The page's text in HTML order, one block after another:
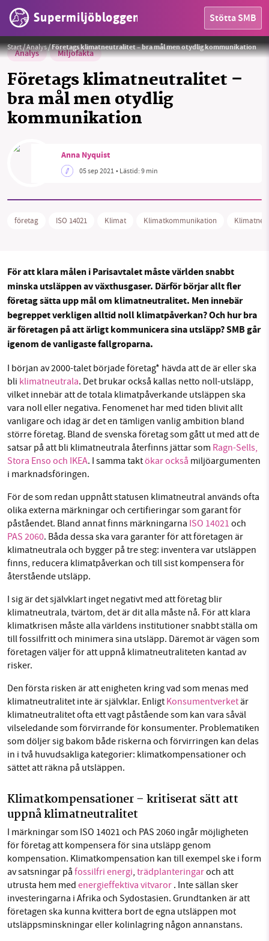
Supermiljöbloggen Stötta SMB
OM OSS
Sök Sparade inlägg Tipsa oss
Facebook Instagram
Threads LinkedIn
Start/Analys/Företags klimatneutralitet – bra mål men otydlig kommunikation
Analys Miljöfakta
Företags klimatneutralitet –
bra mål men otydlig
kommunikation
Minskad världshandel är att vänta efter Trumps tullkrig - men utan vinst för klimatet, framhåller Mattias
Anna Nyquist
05 sep 2021• Lästid:9 min
företag ISO 14021 Klimat Klimatkommunikation
För att klara målen i Parisavtalet måste världen snabbt
minska utsläppen av växthusgaser. Därför börjar allt fler
företag sätta upp mål om klimatneutralitet. Men innebär
begreppet verkligen alltid noll klimatpåverkan? Och hur bra
är företagen på att ärligt kommunicera sina utsläpp? SMB går
igenom de vanligaste fallgroparna.
I början av 2000-talet började företag* hävda att de är eller ska
bli klimatneutrala. Det brukar också kallas netto noll-utsläpp,
vilket innebär att de totala klimatpåverkande utsläppen ska
vara noll eller negativa. Fenomenet har med tiden blivit allt
vanligare och idag är det en tämligen vanlig ambition bland
större företag. Bland de svenska företag som gått ut med att de
satsar på att bli klimatneutrala återfinns jättar som Ragn-Sells,
Stora Enso och IKEA. I samma taktökarockså miljöargumenten
i marknadsföringen.
För de som redan uppnått statusen klimatneutral används ofta
olika externa märkningar och certifieringar som garant för
påståendet. Bland annat finns märkningarna ISO 14021 och
PAS 2060. Båda dessa ska vara garanter för att företagen är
klimatneutrala och bygger på tre steg: inventera var utsläppen
finns, reducera klimatpåverkan och till sist kompensera för
återstående utsläpp.
I sig är det självklart inget negativt med att företag blir
klimatneutrala, tvärtom, det är dit alla måste nå. För att klara
klimatkrisen måste alla världens institutioner snabbt ställa om
till fossilfritt och minimera sina utsläpp. Däremot är vägen som
företagen väljer för att uppnå klimatneutraliteten kantad av
risker.
Den första risken är att enigheten kring vad som menas med
klimatneutralitet inte är självklar. Enligt Konsumentverketär
klimatneutralitet ofta ett vagt påstående som kan vara såväl
vilseledande som förvirrande för konsumenter. Problematiken
som döljer sig bakom både riskerna och förvirringen kan delas
in i två huvudsakliga kategorier: klimatkompensationer och
sättet att räkna på utsläppen.
Klimatkompensationer – kritiserat sätt att
uppnå klimatneutralitet
I märkningar som ISO 14021 och PAS 2060 ingår möjligheten
för företag att kompensera för sina utsläpp genom
kompensation. Klimatkompensation kan till exempel ske i form
av satsningar på fossilfri energi, trädplanteringaroch att
utrusta hem med energieffektiva vitvaror . Inte sällan sker
investeringarna i Afrika och Sydostasien. Grundtanken är att
företagen ska kunna kvittera bort de egna utsläppen mot
utsläppsminskningar eller kolinlagring någon annanstans.
SMB kämpar för en hållbar framtid. Sedan
starten 2010 har vår ideella redaktion drivit
miljödebatten framåt genom
nyhetsbevakning och granskningar. Nu vill vi
utveckla vårt arbete – och vi hoppas att du
vill hjälpa oss.
Stötta vårt arbete genom att swisha en slant till
1231368703